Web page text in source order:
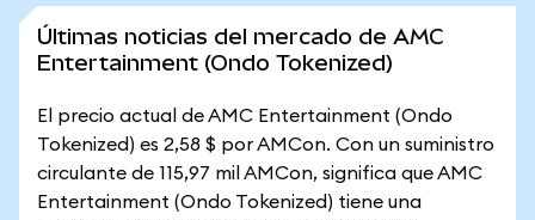
Últimas noticias del mercado de AMC
Entertainment (Ondo Tokenized)
El precio actual de AMC Entertainment (Ondo
Tokenized) es 2,58 $ por AMCon. Con un suministro
circulante de 115,97 mil AMCon, significa que AMC
Entertainment (Ondo Tokenized) tiene una